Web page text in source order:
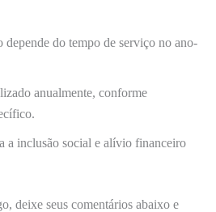
depende do tempo de serviço no ano-
anualmente, conforme
a inclusão social e alívio financeiro
deixe seus comentários abaixo e